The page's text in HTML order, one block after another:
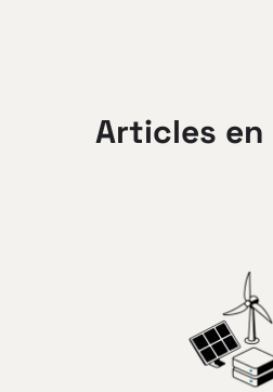
Articles